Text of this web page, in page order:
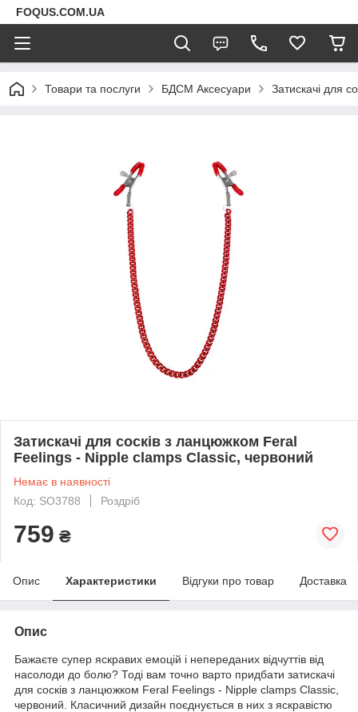
FOQUS.COM.UA
Товари та послуги БДСМ Аксесуари Затискачі для
Затискачі для сосків з ланцюжком Feral
Feelings - Nipple clamps Classic, червоний
Немає в наявності
Код: SO3788
Роздріб
759 ₴
Опис Характеристики Відгуки про товар Доставка
Опис
Бажаєте супер яскравих емоцій і непереданих відчуттів від
насолоди до болю? Тоді вам точно варто придбати затискачі
для сосків з ланцюжком Feral Feelings - Nipple clamps Classic,
червоний. Класичний дизайн поєднується в них з яскравістю